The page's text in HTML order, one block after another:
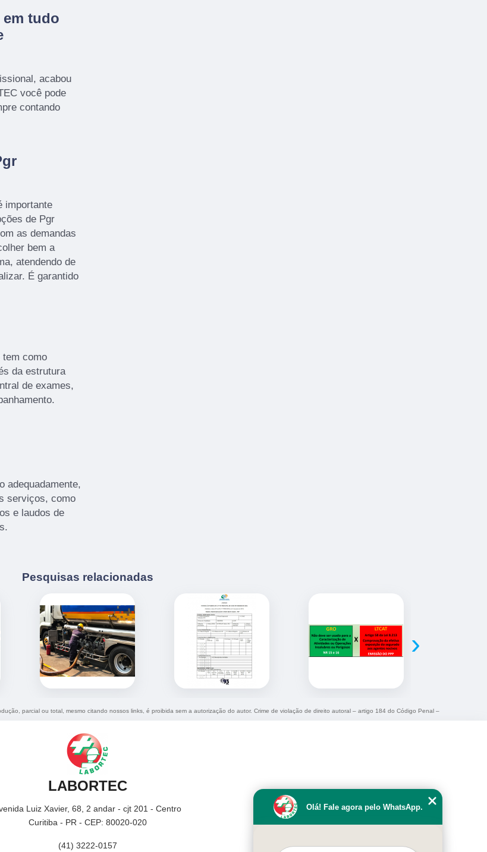
tudo
acabou
você pode
contando
importante
de Pgr
as demandas
bem a
atendendo de
É garantido
tem como
da estrutura
de exames,
adequadamente,
serviços, como
e laudos de
Pesquisas relacionadas
›
parcial ou total, mesmo citando nossos links, é proibida sem a autorização do autor. Crime de violação de direito autoral – artigo 184 do Código Penal –
LABORTEC
Luiz Xavier, 68, 2 andar - cjt 201 - Centro
Curitiba - PR - CEP: 80020-020
(41) 3222-0157
Olá! Fale agora pelo WhatsApp.